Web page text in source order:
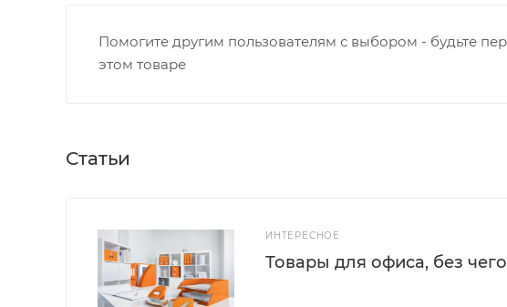
Помогите другим пользователям с выбором - будьте
этом товаре
Статьи
ИНТЕРЕСНОЕ
Товары для офиса, без